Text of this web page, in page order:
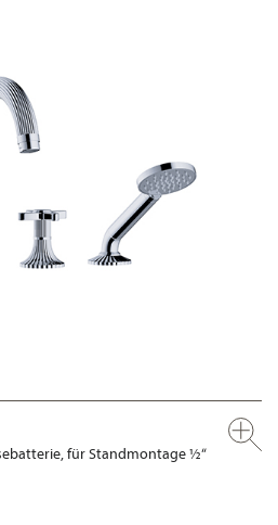
für Standmontage ½“